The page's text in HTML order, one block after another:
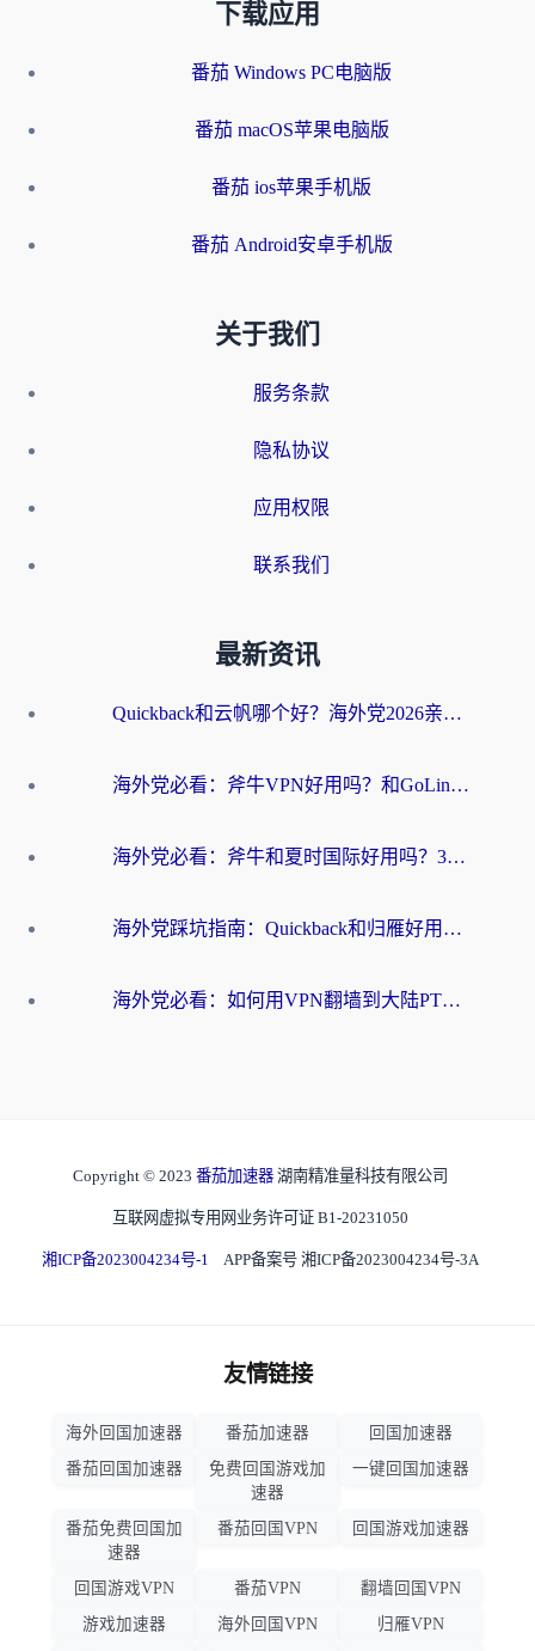
下载应用
番茄 Windows PC电脑版
番茄 macOS苹果电脑版
番茄 ios苹果手机版
番茄 Android安卓手机版
关于我们
服务条款
隐私协议
应用权限
联系我们
最新资讯
Quickback和云帆哪个好？海外党2026亲测指南：选对加速器大陆工具，无缝刷国内剧玩国服
海外党必看：斧牛VPN好用吗？和GoLinkVPN对比哪个回国效果更好？
海外党必看：斧牛和夏时国际好用吗？3步选对回国加速器，无缝刷国内资源
海外党踩坑指南：Quickback和归雁好用吗？选对加速器才能无缝刷国内资源
海外党必看：如何用VPN翻墙到大陆PTT？一篇解决你所有回国加速痛点
Copyright © 2023 番茄加速器 湖南精准量科技有限公司
互联网虚拟专用网业务许可证 B1-20231050
湘ICP备2023004234号-1 APP备案号 湘ICP备2023004234号-3A
友情链接
海外回国加速器 番茄加速器
回国加速器
番茄回国加速器
免费回国游戏加
速器
一键回国加速器
番茄免费回国加
速器
番茄回国VPN 回国游戏加速器
回国游戏VPN 番茄VPN
翻墙回国VPN
游戏加速器
海外回国VPN 归雁VPN